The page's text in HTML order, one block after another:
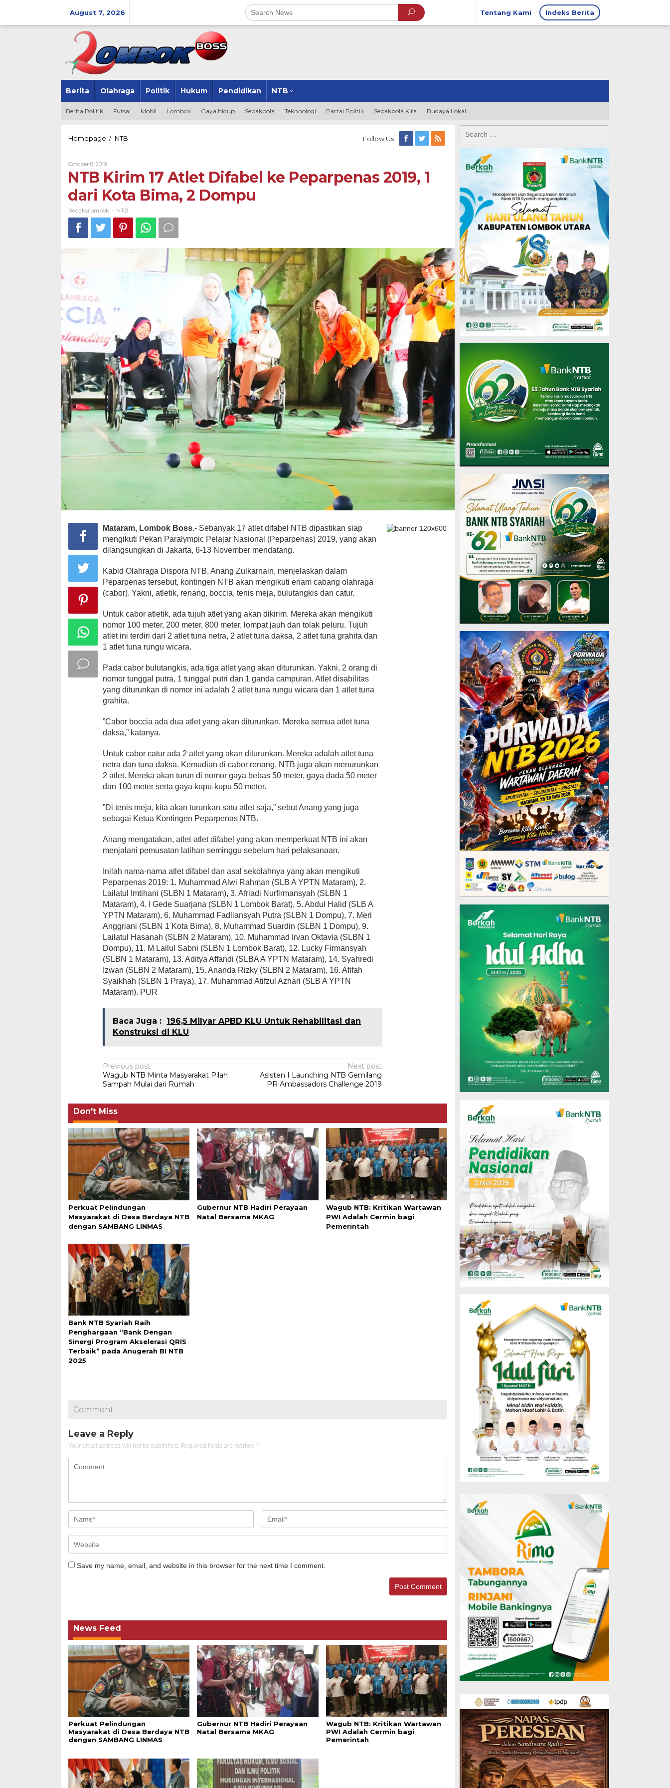
August 7, 2026 Tentang Kami Indeks Berita
Berita Olahraga Politik Hukum Pendidikan NTB
Berita Politik Futsal Mobil Lombok Gaya hidup Sepakbola Tekhnologi Partai Politik Sepakbola Kita Budaya Lokal
Homepage / NTB
Difabel
ke
Peparpenas
2019,
1
dari
Kota
Bima,
Follow Us
October 8, 2019By
Redaksilombok
NTB Kirim 17 Atlet Difabel ke Peparpenas 2019, 1
dari Kota Bima, 2 Dompu
Redaksilombok - NTB
Mataram, Lombok Boss.- Sebanyak 17 atlet difabel NTB dipastikan siap
mengikuti Pekan Paralympic Pelajar Nasional (Peparpenas) 2019, yang akan
dilangsungkan di Jakarta, 6-13 November mendatang.
Kabid Olahraga Dispora NTB, Anang Zulkarnain, menjelaskan dalam
Peparpenas tersebut, kontingen NTB akan mengikuti enam cabang olahraga
(cabor). Yakni, atletik, renang, boccia, tenis meja, bulutangkis dan catur.
Untuk cabor atletik, ada tujuh atlet yang akan dikirim. Mereka akan mengikuti
nomor 100 meter, 200 meter, 800 meter, lompat jauh dan tolak peluru. Tujuh
atlet ini terdiri dari 2 atlet tuna netra, 2 atlet tuna daksa, 2 atlet tuna grahita dan
1 atlet tuna rungu wicara.
Pada cabor bulutangkis, ada tiga atlet yang akan diturunkan. Yakni, 2 orang di
nomor tunggal putra, 1 tunggal putri dan 1 ganda campuran. Atlet disabilitas
yang diturunkan di nomor ini adalah 2 atlet tuna rungu wicara dan 1 atlet tuna
grahita.
”Cabor boccia ada dua atlet yang akan diturunkan. Mereka semua atlet tuna
daksa,” katanya.
Untuk cabor catur ada 2 atlet yang akan diturunkan. Mereka adalah atlet tuna
netra dan tuna daksa. Kemudian di cabor renang, NTB juga akan menurunkan
2 atlet. Mereka akan turun di nomor gaya bebas 50 meter, gaya dada 50 meter
dan 100 meter serta gaya kupu-kupu 50 meter.
”Di tenis meja, kita akan turunkan satu atlet saja,” sebut Anang yang juga
sebagai Ketua Kontingen Peparpenas NTB.
Anang mengatakan, atlet-atlet difabel yang akan memperkuat NTB ini akan
menjalani pemusatan latihan seminggu sebelum hari pelaksanaan.
Inilah nama-nama atlet difabel dan asal sekolahnya yang akan mengikuti
Peparpenas 2019: 1. Muhammad Alwi Rahman (SLB A YPTN Mataram), 2.
Lailatul Imtihani (SLBN 1 Mataram), 3. Afriadi Nurfirmansyah (SLBN 1
Mataram), 4. I Gede Suarjana (SLBN 1 Lombok Barat), 5. Abdul Halid (SLB A
YPTN Mataram), 6. Muhammad Fadliansyah Putra (SLBN 1 Dompu), 7. Meri
Anggriani (SLBN 1 Kota Bima), 8. Muhammad Suardin (SLBN 1 Dompu), 9.
Lailatul Hasanah (SLBN 2 Mataram), 10. Muhammad Irvan Oktavia (SLBN 1
Dompu), 11. M Lailul Sabni (SLBN 1 Lombok Barat), 12. Lucky Firmansyah
(SLBN 1 Mataram), 13. Aditya Affandi (SLBA A YPTN Mataram), 14. Syahredi
Izwan (SLBN 2 Mataram), 15. Ananda Rizky (SLBN 2 Mataram), 16. Afifah
Syaikhah (SLBN 1 Praya), 17. Muhammad Atifzul Azhari (SLB A YPTN
Mataram). PUR
Baca Juga : 196,5 Milyar APBD KLU Untuk Rehabilitasi dan
Konstruksi di KLU
Post
navigation
Previous post
Wagub NTB Minta Masyarakat Pilah
Sampah Mulai dari Rumah
Next post
Asisten I Launching NTB Gemilang
PR Ambassadors Challenge 2019
Don't Miss
Perkuat Pelindungan
Masyarakat di Desa Berdaya NTB
dengan SAMBANG LINMAS
Gubernur NTB Hadiri Perayaan
Natal Bersama MKAG
Wagub NTB: Kritikan Wartawan
PWI Adalah Cermin bagi
Pemerintah
Bank NTB Syariah Raih
Penghargaan “Bank Dengan
Sinergi Program Akselerasi QRIS
Terbaik” pada Anugerah BI NTB
2025
Comment
Leave a Reply
Your email address will not be published. Required fields are marked *
Save my name, email, and website in this browser for the next time I comment.
News Feed
Perkuat Pelindungan
Masyarakat di Desa Berdaya NTB
dengan SAMBANG LINMAS
Gubernur NTB Hadiri Perayaan
Natal Bersama MKAG
Wagub NTB: Kritikan Wartawan
PWI Adalah Cermin bagi
Pemerintah
for: